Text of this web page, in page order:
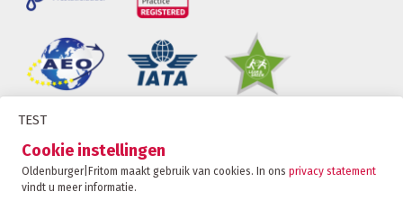
TEST
Cookie instellingen
Oldenburger|Fritom maakt gebruik van cookies. In onsprivacy statement
vindt u meer informatie.
Oldenburger|Fritom is onderdeel van de Fritom
Group